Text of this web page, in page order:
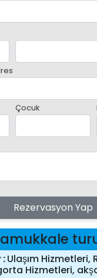
Çocuk
Rezervasyon Yap
Ulaşım Hizmetleri,
Hizmetleri,